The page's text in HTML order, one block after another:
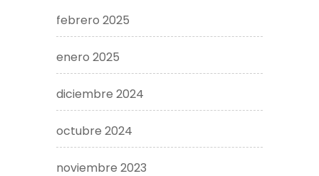
febrero 2025
enero 2025
diciembre 2024
octubre 2024
noviembre 2023